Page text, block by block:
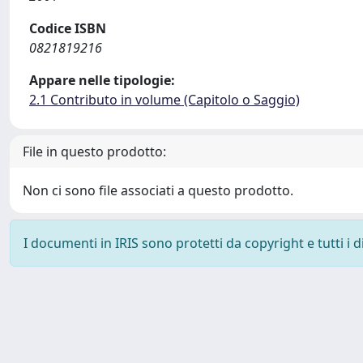
Codice ISBN
0821819216
Appare nelle tipologie:
2.1 Contributo in volume (Capitolo o Saggio)
File in questo prodotto:
Non ci sono file associati a questo prodotto.
I documenti in IRIS sono protetti da copyright e tutti i